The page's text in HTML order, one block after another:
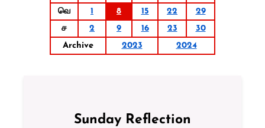
வெ
1 8 15 22
29
ச
2 9 16 23
30
Archive
2023 2024
Sunday Reflection